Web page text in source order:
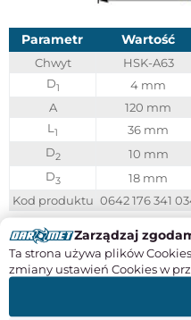
Parametr Wartość
Chwyt
HSK-A63
D1
4 mm
A
120 mm
L 1
36 mm
D2
10 mm
D3
18 mm
Kod produktu 0642 176 341
Chwyt HSK (DIN 69893)
Zarządzaj
Ta strona używa plików
zmiany ustawień Cookies w